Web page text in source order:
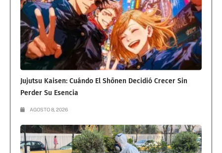
Jujutsu Kaisen: Cuándo El Shōnen Decidió Crecer Sin
Perder Su Esencia
AGOSTO 8, 2026